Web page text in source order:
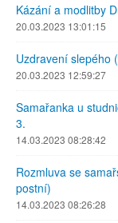
Kázání a modlitby
20.03.2023 13:01:15
Uzdravení slepého
20.03.2023 12:59:27
Samařanka u
3.
14.03.2023 08:28:42
Rozmluva se
postní)
14.03.2023 08:26:28